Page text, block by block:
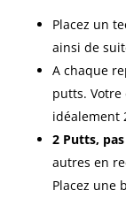
Placez un
ainsi de
A chaque
putts.
idéalement
2 Putts,
autres en
Placez une